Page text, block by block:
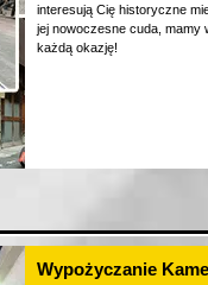
interesują Cię historyczne
jej nowoczesne cuda, mamy
każdą okazję!
Wypożyczanie